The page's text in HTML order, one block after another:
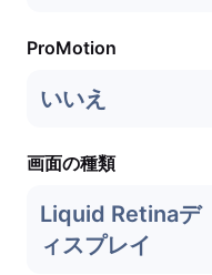
ProMotion
いいえ
画面の種類
Liquid Retinaデ
ィスプレイ